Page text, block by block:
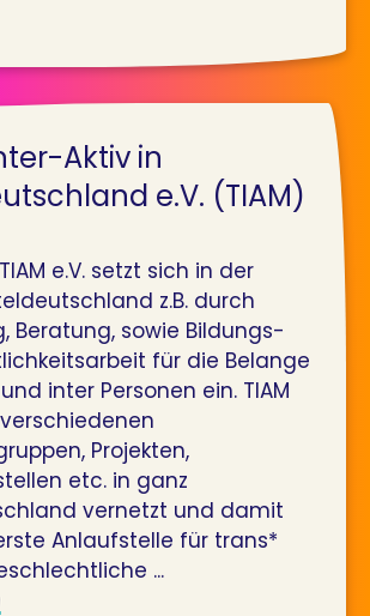
Aktiv in
e.V. (TIAM)
e.V. setzt sich in der
z.B. durch
Beratung, sowie Bildungs-
für die Belange
inter Personen ein. TIAM
Projekten,
etc. in ganz
vernetzt und damit
Anlaufstelle für trans*
...